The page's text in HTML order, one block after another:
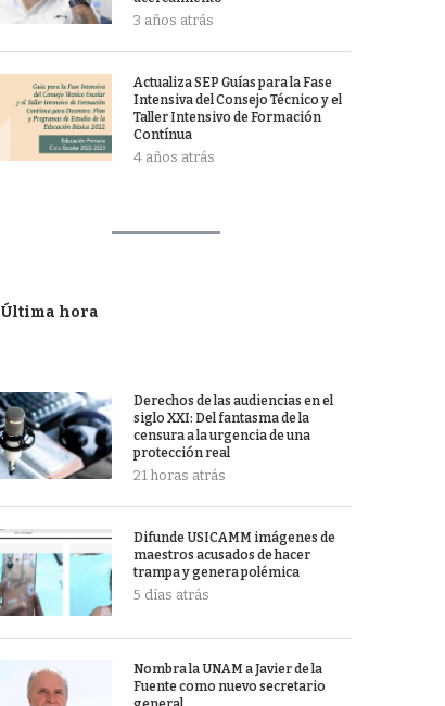
3 años atrás
Actualiza SEP Guías para la Fase
Intensiva del Consejo Técnico y el
Taller Intensivo de Formación
Contínua
4 años atrás
Última hora
Derechos de las audiencias en el
siglo XXI: Del fantasma de la
censura a la urgencia de una
protección real
21 horas atrás
Difunde USICAMM imágenes de
maestros acusados de hacer
trampa y genera polémica
5 días atrás
Nombra la UNAM a Javier de la
Fuente como nuevo secretario